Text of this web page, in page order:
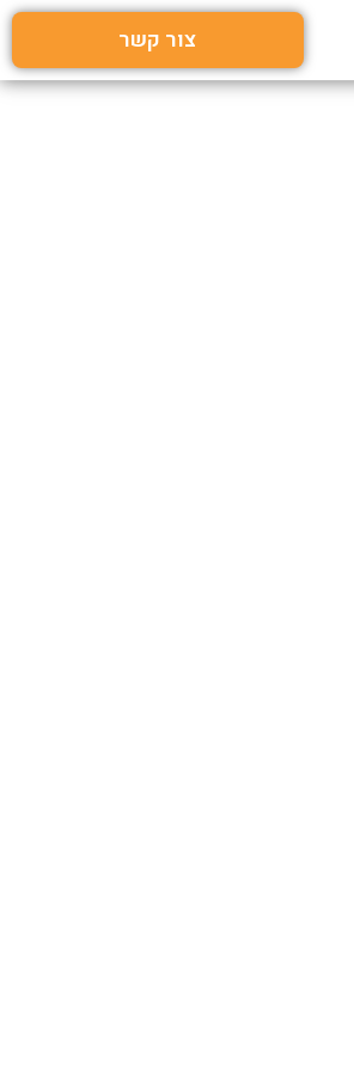
צור קשר